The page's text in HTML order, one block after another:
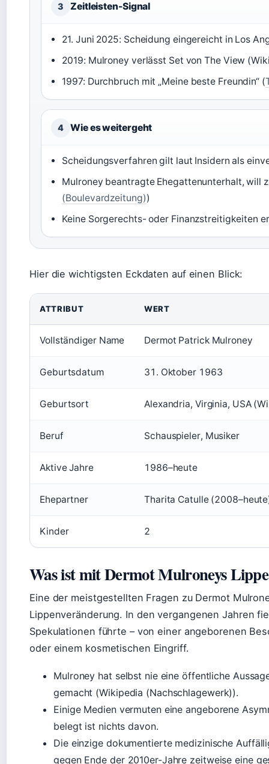
3 Zeitleisten-Signal
21. Juni 2025: Scheidung eingereicht in Los
2019: Mulroney verlässt Set von The View
1997: Durchbruch mit „Meine beste Freundin“ (
4 Wie es weitergeht
Scheidungsverfahren gilt laut Insidern als
Mulroney beantragte Ehegattenunterhalt, will
(Boulevardzeitung))
Keine Sorgerechts- oder Finanzstreitigkeiten
Hier die wichtigsten Eckdaten auf einen Blick:
ATTRIBUT WERT
Vollständiger Name Dermot Patrick Mulroney
Geburtsdatum 31. Oktober 1963
Geburtsort Alexandria, Virginia, USA
Beruf Schauspieler, Musiker
Aktive Jahre 1986–heute
Ehepartner Tharita Catulle
Kinder 2
Was ist mit Dermot Mulroneys
Eine der meistgestellten Fragen zu Dermot
Lippenveränderung. In den vergangenen Jahren
Spekulationen führte – von einer angeborenen
oder einem kosmetischen Eingriff.
Mulroney hat selbst nie eine öffentliche
gemacht (Wikipedia (Nachschlagewerk)).
Einige Medien vermuten eine angeborene
belegt ist nichts davon.
Die einzige dokumentierte medizinische
gegen Ende der 2010er-Jahre zeitweise eine